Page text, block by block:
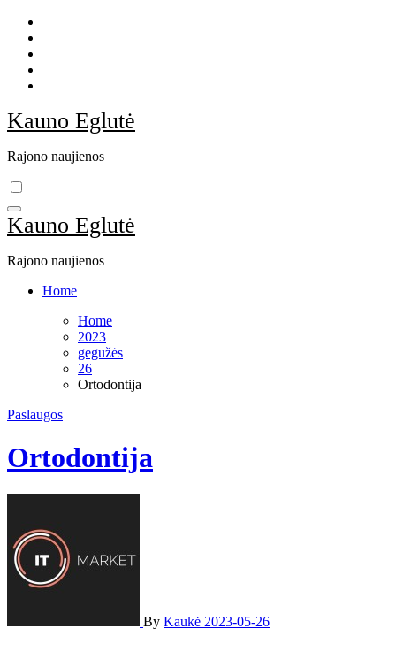
Skip
content
Kauno Eglutė
Rajono naujienos
Kauno Eglutė
Rajono naujienos
Home
Home
2023
gegužės
26
Ortodontija
Paslaugos
Ortodontija
By Kaukė 2023-05-26